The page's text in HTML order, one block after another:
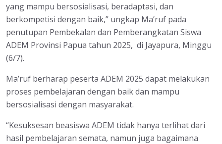
yang mampu bersosialisasi, beradaptasi, dan
berkompetisi dengan baik,” ungkap Ma’ruf pada
penutupan Pembekalan dan Pemberangkatan Siswa
ADEM Provinsi Papua tahun 2025, di Jayapura, Minggu
(6/7).
Ma’ruf berharap peserta ADEM 2025 dapat melakukan
proses pembelajaran dengan baik dan mampu
bersosialisasi dengan masyarakat.
“Kesuksesan beasiswa ADEM tidak hanya terlihat dari
hasil pembelajaran semata, namun juga bagaimana